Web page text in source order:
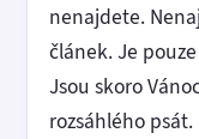
nenajdete.
článek. Je
Jsou skoro
rozsáhlého psát.